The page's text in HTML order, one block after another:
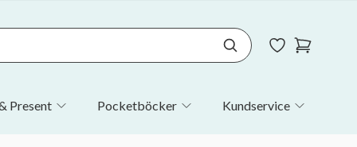
Present Pocketböcker Kundservice